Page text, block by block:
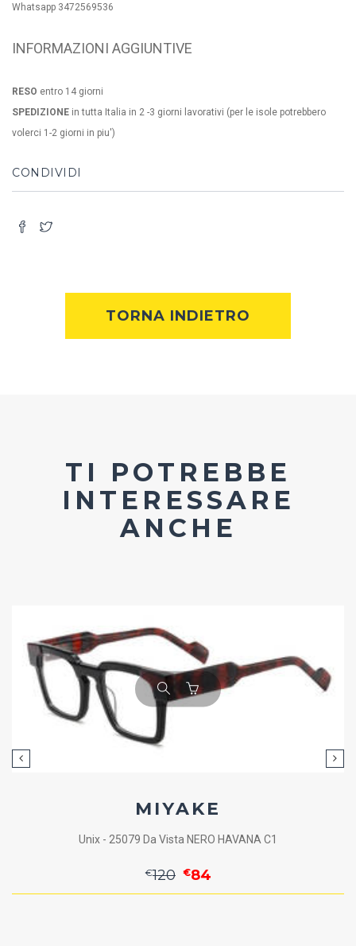
Whatsapp 3472569536
INFORMAZIONI AGGIUNTIVE
RESO entro 14 giorni
SPEDIZIONE in tutta Italia in 2 -3 giorni lavorativi (per le isole potrebbero
volerci 1-2 giorni in piu')
CONDIVIDI
TORNA INDIETRO
TI POTREBBE
INTERESSARE
ANCHE
MIYAKE
Unix - 25079 Da Vista NERO HAVANA C1
€120 €84